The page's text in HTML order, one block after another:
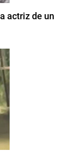
actriz de un